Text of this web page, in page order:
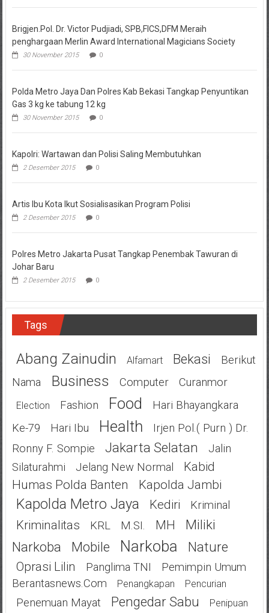
Brigjen.Pol. Dr. Victor Pudjiadi, SPB,FICS,DFM Meraih
penghargaan Merlin Award International Magicians Society
30 November 2015 0
Polda Metro Jaya Dan Polres Kab Bekasi Tangkap Penyuntikan
Gas 3 kg ke tabung 12 kg
30 November 2015 0
Kapolri: Wartawan dan Polisi Saling Membutuhkan
2 Desember 2015 0
Artis Ibu Kota Ikut Sosialisasikan Program Polisi
2 Desember 2015 0
Polres Metro Jakarta Pusat Tangkap Penembak Tawuran di
Johar Baru
2 Desember 2015 0
Tags
Abang Zainudin Alfamart Bekasi
Berikut
Nama
Business Computer Curanmor
Election Fashion Food
Hari Bhayangkara
Ke-79
Hari Ibu Health
Irjen Pol.( Purn ) Dr.
Ronny F. Sompie
Jakarta Selatan
Jalin
Silaturahmi
Jelang New Normal
Kabid
Humas Polda Banten
Kapolda Jambi
Kapolda Metro Jaya Kediri Kriminal
Kriminalitas KRL M.SI. MH
Miliki
Narkoba
Mobile Narkoba Nature
Oprasi Lilin Panglima TNI
Pemimpin Umum
Berantasnews.com
Penangkapan Pencurian
Penemuan Mayat Pengedar Sabu
Penipuan